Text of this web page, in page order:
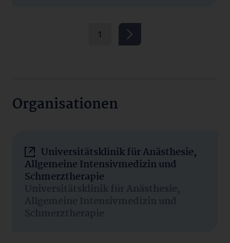
1
Organisationen
Universitätsklinik für Anästhesie,
Allgemeine Intensivmedizin und
Schmerztherapie
Universitätsklinik für Anästhesie,
Allgemeine Intensivmedizin und
Schmerztherapie